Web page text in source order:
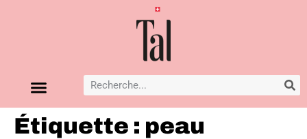
Étiquette : peau